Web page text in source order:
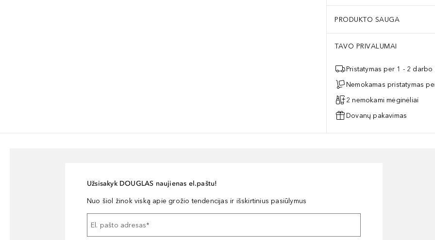
PRODUKTO SAUGA
TAVO PRIVALUMAI
Pristatymas per 1 - 2 darbo
Nemokamas pristatymas
2 nemokami mėginėliai
Dovanų pakavimas
Užsisakyk DOUGLAS naujienas el.paštu!
Nuo šiol žinok viską apie grožio tendencijas ir išskirtinius pasiūlymus
El. pašto adresas*